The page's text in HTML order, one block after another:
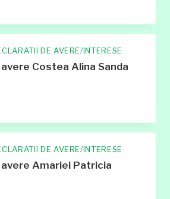
DE AVERE/INTERESE
Costea Alina Sanda
DE AVERE/INTERESE
Amariei Patricia